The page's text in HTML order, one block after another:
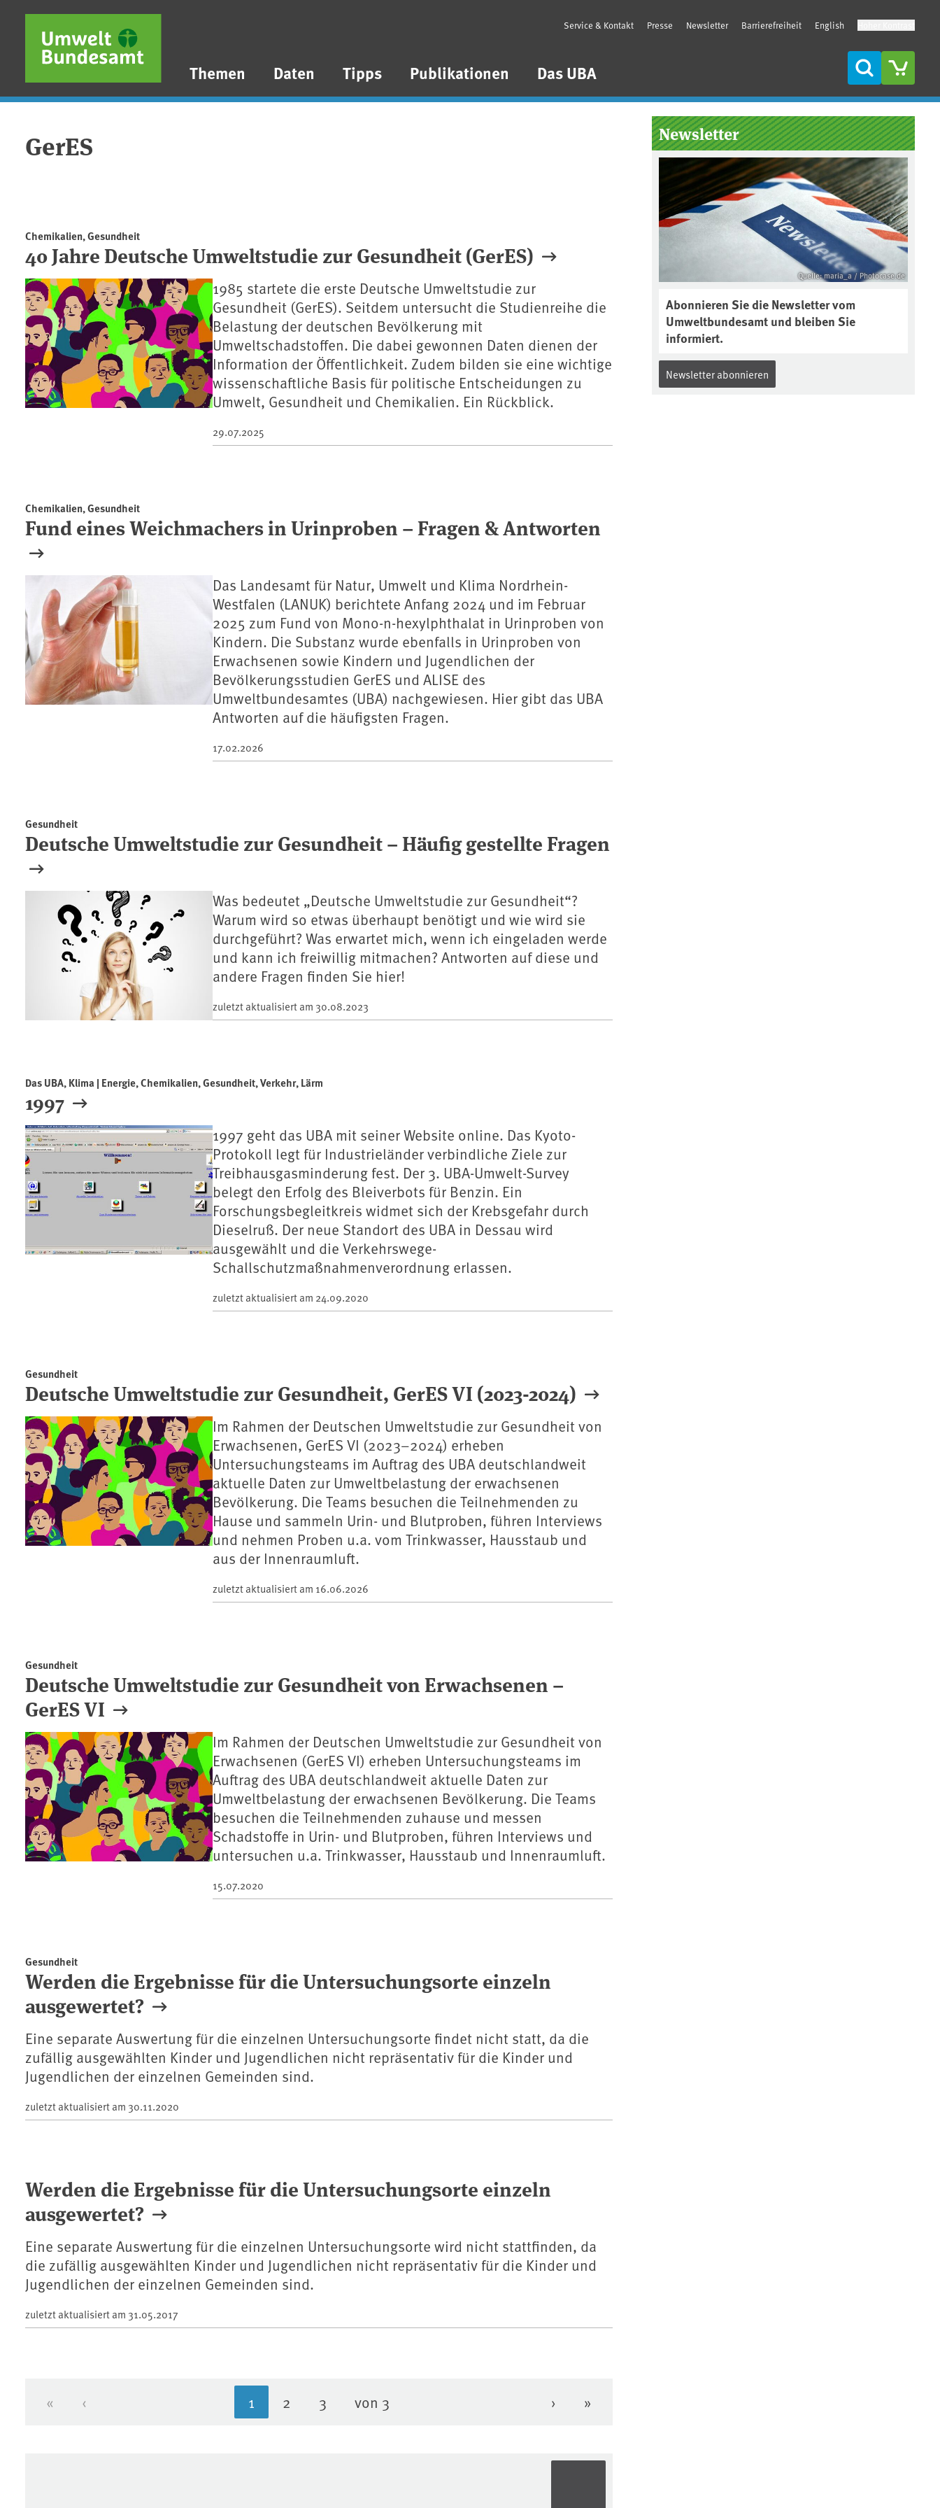
Direkt zum Inhalt
Direkt zum Hauptmenü
Direkt zur Fußzeile
Themen Daten Tipps Publikationen Das UBA
Service & Kontakt Presse Newsletter Barrierefreiheit English
Suche
GerES
Chemikalien, Gesundheit
40 Jahre Deutsche Umweltstudie zur Gesundheit (GerES)
1985 startete die erste Deutsche Umweltstudie zur
Gesundheit (GerES). Seitdem untersucht die Studienreihe die
Belastung der deutschen Bevölkerung mit
Umweltschadstoffen. Die dabei gewonnen Daten dienen der
Information der Öffentlichkeit. Zudem bilden sie eine wichtige
wissenschaftliche Basis für politische Entscheidungen zu
Umwelt, Gesundheit und Chemikalien. Ein Rückblick.
29.07.2025
Chemikalien, Gesundheit
Fund eines Weichmachers in Urinproben – Fragen & Antworten
Das Landesamt für Natur, Umwelt und Klima Nordrhein-
Westfalen (LANUK) berichtete Anfang 2024 und im Februar
2025 zum Fund von Mono-n-hexylphthalat in Urinproben von
Kindern. Die Substanz wurde ebenfalls in Urinproben von
Erwachsenen sowie Kindern und Jugendlichen der
Bevölkerungsstudien GerES und ALISE des
Umweltbundesamtes (UBA) nachgewiesen. Hier gibt das UBA
Antworten auf die häufigsten Fragen.
17.02.2026
Gesundheit
Deutsche Umweltstudie zur Gesundheit – Häufig gestellte Fragen
Was bedeutet „Deutsche Umweltstudie zur Gesundheit“?
Warum wird so etwas überhaupt benötigt und wie wird sie
durchgeführt? Was erwartet mich, wenn ich eingeladen werde
und kann ich freiwillig mitmachen? Antworten auf diese und
andere Fragen finden Sie hier!
zuletzt aktualisiert am 30.08.2023
Das UBA, Klima | Energie, Chemikalien, Gesundheit, Verkehr, Lärm
1997
1997 geht das UBA mit seiner Website online. Das Kyoto-
Protokoll legt für Industrieländer verbindliche Ziele zur
Treibhausgasminderung fest. Der 3. UBA-Umwelt-Survey
belegt den Erfolg des Bleiverbots für Benzin. Ein
Forschungsbegleitkreis widmet sich der Krebsgefahr durch
Dieselruß. Der neue Standort des UBA in Dessau wird
ausgewählt und die Verkehrswege-
Schallschutzmaßnahmenverordnung erlassen.
zuletzt aktualisiert am 24.09.2020
Gesundheit
Deutsche Umweltstudie zur Gesundheit, GerES VI (2023-2024)
Im Rahmen der Deutschen Umweltstudie zur Gesundheit von
Erwachsenen, GerES VI (2023–2024) erheben
Untersuchungsteams im Auftrag des UBA deutschlandweit
aktuelle Daten zur Umweltbelastung der erwachsenen
Bevölkerung. Die Teams besuchen die Teilnehmenden zu
Hause und sammeln Urin- und Blutproben, führen Interviews
und nehmen Proben u.a. vom Trinkwasser, Hausstaub und
aus der Innenraumluft.
zuletzt aktualisiert am 16.06.2026
Gesundheit
Deutsche Umweltstudie zur Gesundheit von Erwachsenen –
GerES VI
Im Rahmen der Deutschen Umweltstudie zur Gesundheit von
Erwachsenen (GerES VI) erheben Untersuchungsteams im
Auftrag des UBA deutschlandweit aktuelle Daten zur
Umweltbelastung der erwachsenen Bevölkerung. Die Teams
besuchen die Teilnehmenden zuhause und messen
Schadstoffe in Urin- und Blutproben, führen Interviews und
untersuchen u.a. Trinkwasser, Hausstaub und Innenraumluft.
15.07.2020
Gesundheit
Werden die Ergebnisse für die Untersuchungsorte einzeln
ausgewertet?
Eine separate Auswertung für die einzelnen Untersuchungsorte findet nicht statt, da die
zufällig ausgewählten Kinder und Jugendlichen nicht repräsentativ für die Kinder und
Jugendlichen der einzelnen Gemeinden sind.
zuletzt aktualisiert am 30.11.2020
Werden die Ergebnisse für die Untersuchungsorte einzeln
ausgewertet?
Eine separate Auswertung für die einzelnen Untersuchungsorte wird nicht stattfinden, da
die zufällig ausgewählten Kinder und Jugendlichen nicht repräsentativ für die Kinder und
Jugendlichen der einzelnen Gemeinden sind.
zuletzt aktualisiert am 31.05.2017
Erste Seite
« Vorherige Seite
‹ Aktuelle Seite
1 Seite
2 Seite
3 von 3 Nächste Seite
› Letzte Seite
»
Seitenleiste
Newsletter
Quelle: maria_a / Photocase.de
Abonnieren Sie die Newsletter vom
Umweltbundesamt und bleiben Sie
informiert.
Newsletter abonnieren